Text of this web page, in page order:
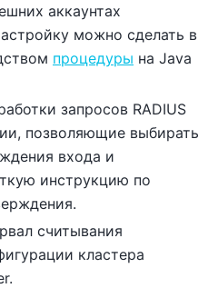
аккаунтах
можно сделать в
процедуры на Java
запросов RADIUS
позволяющие выбирать
входа и
инструкцию по
считывания
кластера